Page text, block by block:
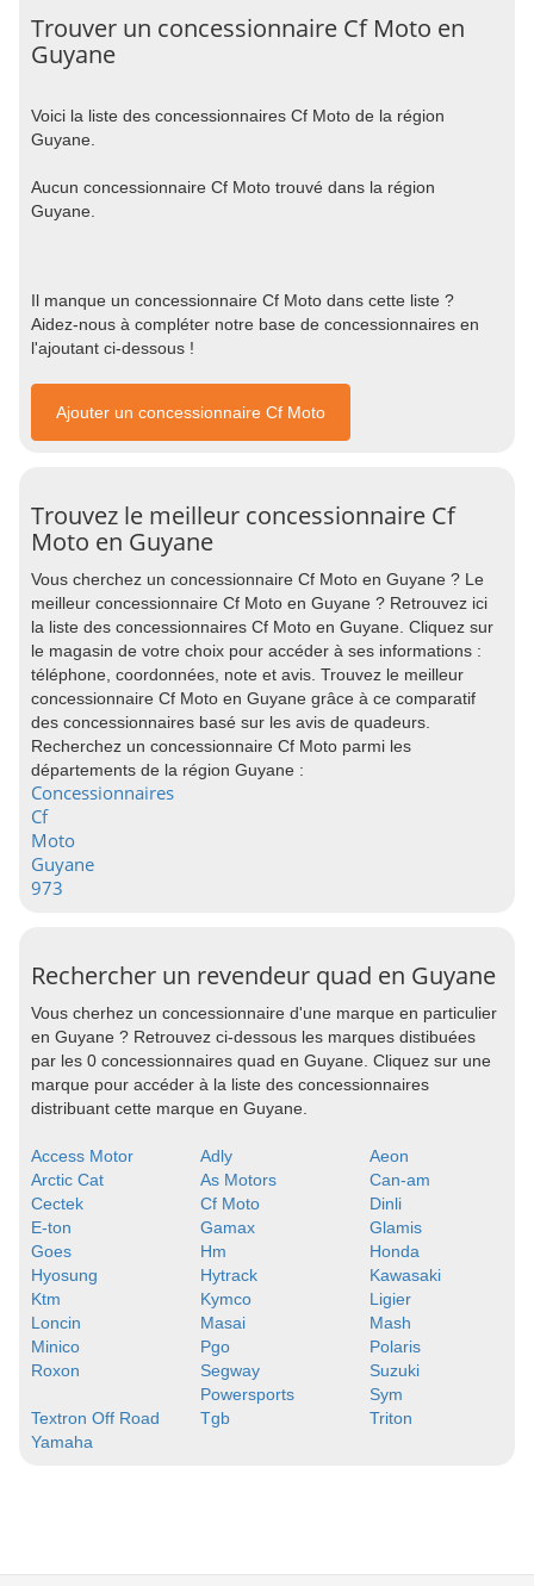
Trouver un concessionnaire Cf Moto en
Guyane
Voici la liste des concessionnaires Cf Moto de la région
Guyane.
Aucun concessionnaire Cf Moto trouvé dans la région
Guyane.
Il manque un concessionnaire Cf Moto dans cette liste ?
Aidez-nous à compléter notre base de concessionnaires en
l'ajoutant ci-dessous !
Ajouter un concessionnaire Cf Moto
Trouvez le meilleur concessionnaire Cf
Moto en Guyane
Vous cherchez un concessionnaire Cf Moto en Guyane ? Le
meilleur concessionnaire Cf Moto en Guyane ? Retrouvez ici
la liste des concessionnaires Cf Moto en Guyane. Cliquez sur
le magasin de votre choix pour accéder à ses informations :
téléphone, coordonnées, note et avis. Trouvez le meilleur
concessionnaire Cf Moto en Guyane grâce à ce comparatif
des concessionnaires basé sur les avis de quadeurs.
Recherchez un concessionnaire Cf Moto parmi les
départements de la région Guyane :
Concessionnaires
Cf
Moto
Guyane
973
Rechercher un revendeur quad en Guyane
Vous cherhez un concessionnaire d'une marque en particulier
en Guyane ? Retrouvez ci-dessous les marques distibuées
par les 0 concessionnaires quad en Guyane. Cliquez sur une
marque pour accéder à la liste des concessionnaires
distribuant cette marque en Guyane.
Access Motor Adly
Aeon
Arctic Cat
As Motors
Can-am
Cectek
Cf Moto
Dinli
E-ton
Gamax
Glamis
Goes
Hm
Honda
Hyosung
Hytrack
Kawasaki
Ktm
Kymco
Ligier
Loncin
Masai
Mash
Minico
Pgo
Polaris
Roxon
Segway
Powersports
Suzuki
Sym
Textron Off Road
Tgb
Triton
Yamaha